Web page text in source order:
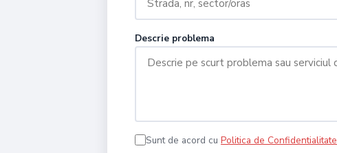
Descrie problema
Sunt de acord cuPolitica de Confidentialitate